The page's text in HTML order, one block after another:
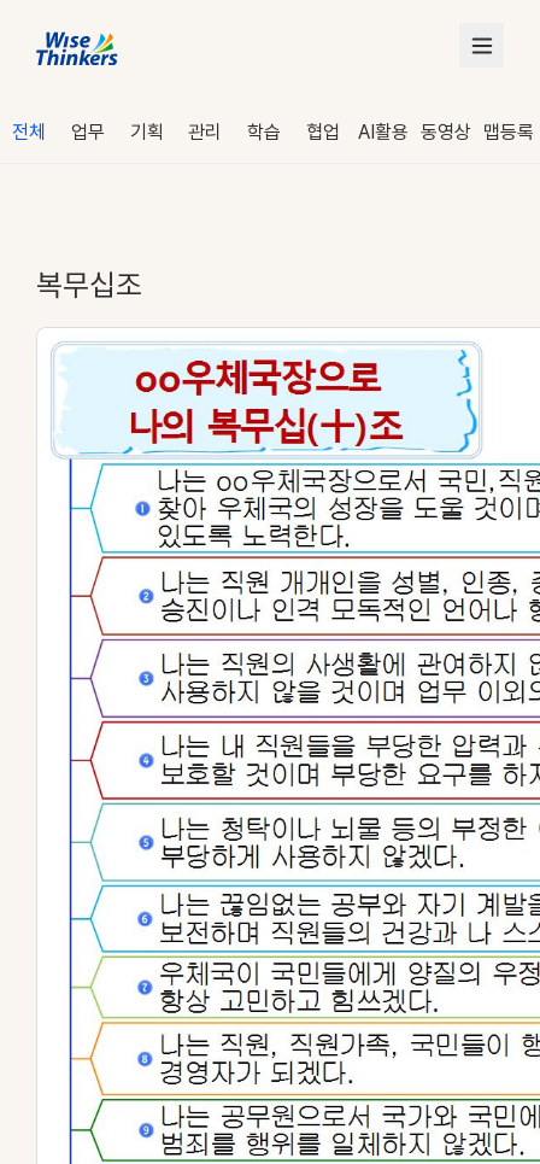
로그인
수강 신청
전체 업무 기획 관리 학습 협업 AI활용 동영상 맵등록
복무십조